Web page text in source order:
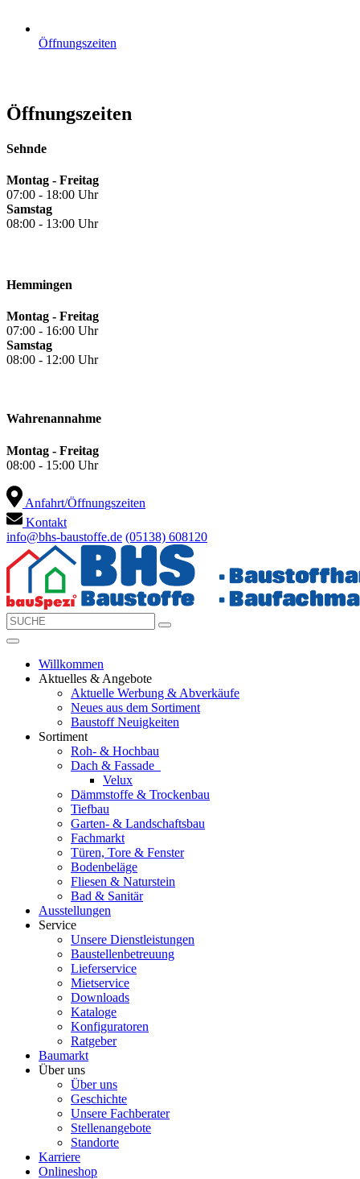
Öffnungszeiten
Öffnungszeiten
Sehnde
Montag - Freitag
07:00 - 18:00 Uhr
Samstag
08:00 - 13:00 Uhr
Hemmingen
Montag - Freitag
07:00 - 16:00 Uhr
Samstag
08:00 - 12:00 Uhr
Wahrenannahme
Montag - Freitag
08:00 - 15:00 Uhr
Anfahrt/Öffnungszeiten
Kontakt
info@bhs-baustoffe.de (05138) 608120
Willkommen
Aktuelles & Angebote
Aktuelle Werbung & Abverkäufe
Neues aus dem Sortiment
Baustoff Neuigkeiten
Sortiment
Roh- & Hochbau
Dach & Fassade
Velux
Dämmstoffe & Trockenbau
Tiefbau
Garten- & Landschaftsbau
Fachmarkt
Türen, Tore & Fenster
Bodenbeläge
Fliesen & Naturstein
Bad & Sanitär
Ausstellungen
Service
Unsere Dienstleistungen
Baustellenbetreuung
Lieferservice
Mietservice
Downloads
Kataloge
Konfiguratoren
Ratgeber
Baumarkt
Über uns
Über uns
Geschichte
Unsere Fachberater
Stellenangebote
Standorte
Karriere
Onlineshop